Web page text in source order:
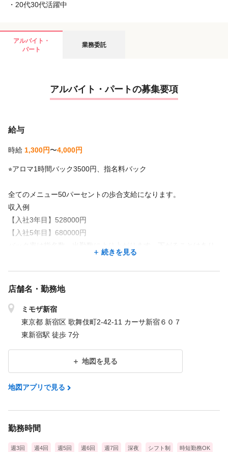
・20代30代活躍中
アルバイト・
パート
業務委託
アルバイト・パートの募集要項
給与
時給 1,300円〜4,000円
⭐︎アロマ1時間バック3500円、指名料バック
全てのメニュー50パーセントの歩合支給になります。
収入例
【入社3年目】528000円
【入社5年目】680000円
⭐︎指名料500円バック
正社員への変更もあります！
・人と接するのが好きな方
・向上心のある方
・週3〜働ける方
・女性活躍中
・20代30代活躍中
続きを見る
店舗名・勤務地
ミモザ新宿
東京都 新宿区 歌舞伎町2-42-11 カーサ新宿６０７
東新宿駅 徒歩 7分
地図を見る
地図アプリで見る
勤務時間
週3回 週4回 週5回 週6回 週7回 深夜 シフト制 時短勤務OK